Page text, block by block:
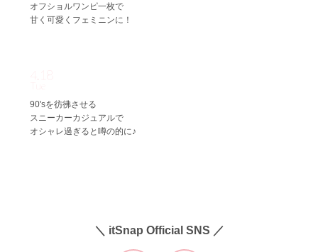
オフショルワンピ一枚で
甘く可愛くフェミニンに！
4.18
90'sを彷彿させる
スニーカーカジュアルで
オシャレ過ぎると噂の的に♪
＼ itSnap Official SNS ／